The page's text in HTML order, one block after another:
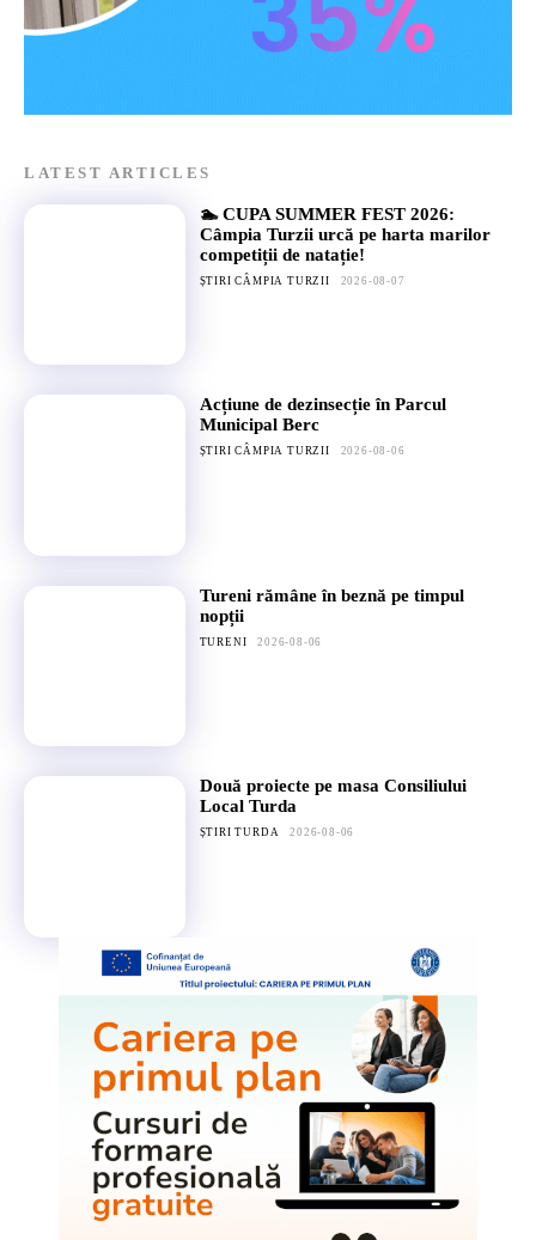
LATEST ARTICLES
🏊 CUPA SUMMER FEST 2026:
Câmpia Turzii urcă pe harta marilor
competiții de natație!
ȘTIRI CÂMPIA TURZII 2026-08-07
Acțiune de dezinsecție în Parcul
Municipal Berc
ȘTIRI CÂMPIA TURZII 2026-08-06
Tureni rămâne în beznă pe timpul
nopții
TURENI 2026-08-06
Două proiecte pe masa Consiliului
Local Turda
ȘTIRI TURDA 2026-08-06